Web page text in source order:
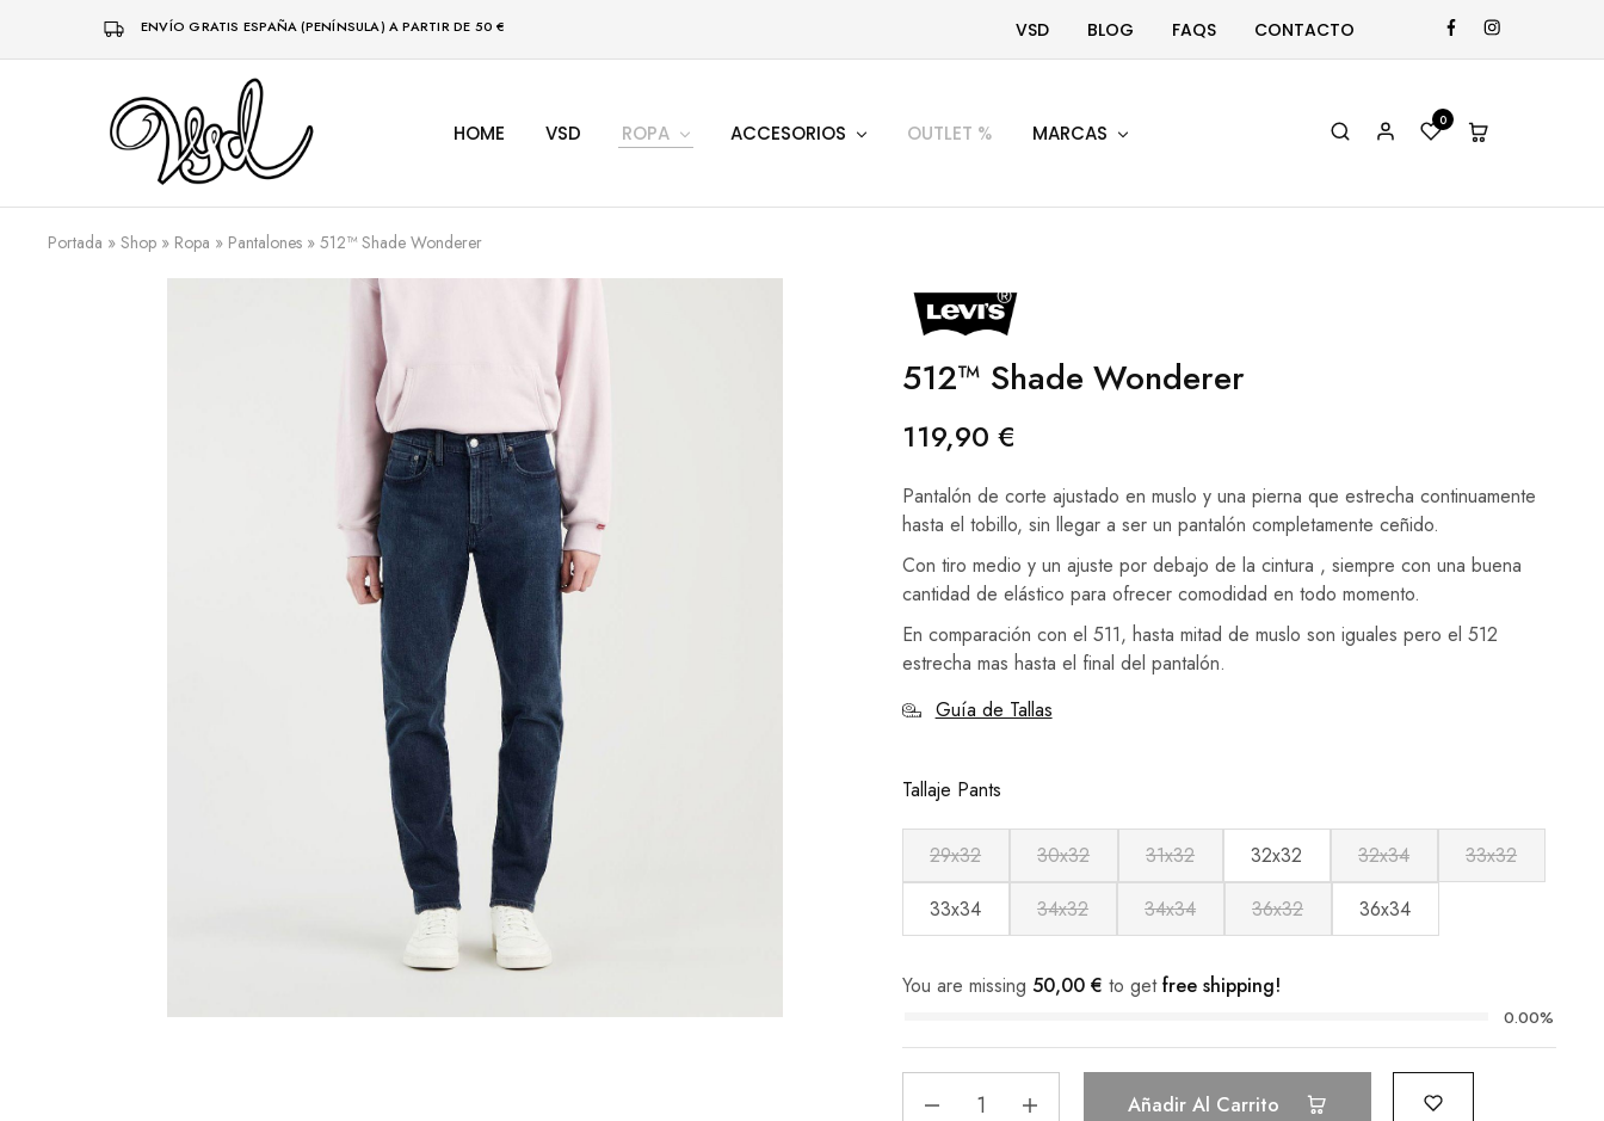
ENVÍO GRATIS ESPAÑA (PENÍNSULA) A PARTIR DE 50 € VSD BLOG FAQS CONTACTO
Vsd
Ropa
complementos
1996
HOME VSD ROPA ACCESORIOS OUTLET % MARCAS
0
Portada » Shop » Ropa » Pantalones » 512™ Shade Wonderer
512™ Shade Wonderer
119,90 €
Pantalón de corte ajustado en muslo y una pierna que estrecha continuamente
hasta el tobillo, sin llegar a ser un pantalón completamente ceñido.
Con tiro medio y un ajuste por debajo de la cintura , siempre con una buena
cantidad de elástico para ofrecer comodidad en todo momento.
En comparación con el 511, hasta mitad de muslo son iguales pero el 512
estrecha mas hasta el final del pantalón.
Guía de Tallas
Tallaje Pants
29x32 30x32 31x32 32x32 32x34
33x32
33x34
34x32 34x34 36x32 36x34
You are missing 50,00 € to getfree shipping!
0.00%
Añadir Al Carrito